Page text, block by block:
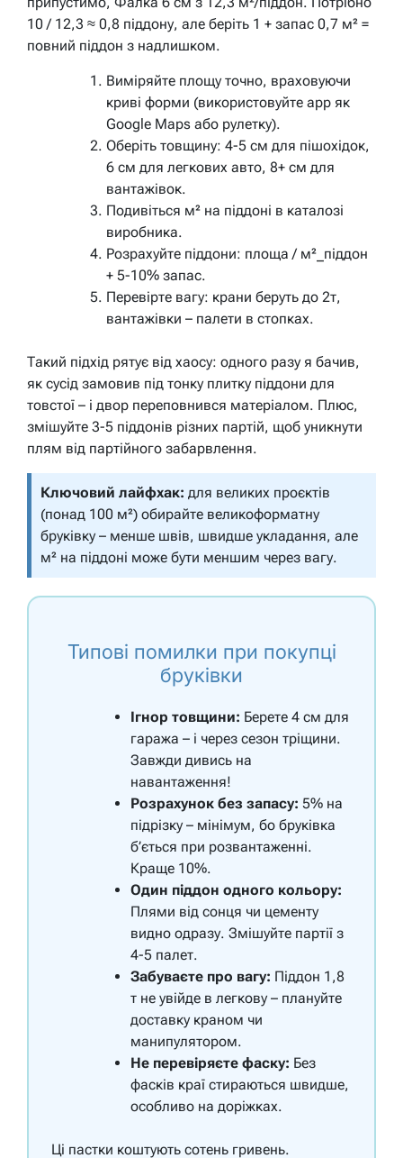
10 / 12,3 ≈ 0,8 піддону, але беріть 1 + запас 0,7 м² =
повний піддон з надлишком.
Виміряйте площу точно, враховуючи
криві форми (використовуйте app як
Google Maps або рулетку).
Оберіть товщину: 4-5 см для пішохідок,
6 см для легкових авто, 8+ см для
вантажівок.
Подивіться м² на піддоні в каталозі
виробника.
Розрахуйте піддони: площа / м²_піддон
+ 5-10% запас.
Перевірте вагу: крани беруть до 2т,
вантажівки – палети в стопках.
Такий підхід рятує від хаосу: одного разу я бачив,
як сусід замовив під тонку плитку піддони для
товстої – і двор переповнився матеріалом. Плюс,
змішуйте 3-5 піддонів різних партій, щоб уникнути
плям від партійного забарвлення.
Ключовий лайфхак: для великих проєктів
(понад 100 м²) обирайте великоформатну
бруківку – менше швів, швидше укладання, але
м² на піддоні може бути меншим через вагу.
Типові помилки при покупці
бруківки
Ігнор товщини: Берете 4 см для
гаража – і через сезон тріщини.
Завжди дивись на
навантаження!
Розрахунок без запасу: 5% на
підрізку – мінімум, бо бруківка
б’ється при розвантаженні.
Краще 10%.
Один піддон одного кольору:
Плями від сонця чи цементу
видно одразу. Змішуйте партії з
4-5 палет.
Забуваєте про вагу: Піддон 1,8
т не увійде в легкову – плануйте
доставку краном чи
манипулятором.
Не перевіряєте фаску: Без
фасків краї стираються швидше,
особливо на доріжках.
Ці пастки коштують сотень гривень.